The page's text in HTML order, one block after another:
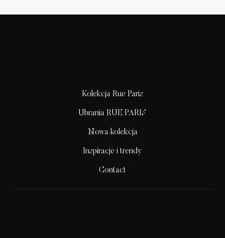
Kolekcja Rue Paris
Ubrania RUE PARIS
Nowa kolekcja
Inspiracje i trendy
Contact